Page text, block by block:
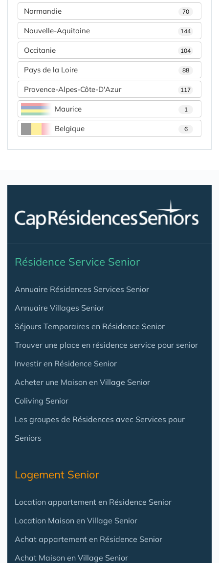
Normandie 70
Nouvelle-Aquitaine 144
Occitanie 104
Pays de la Loire 88
Provence-Alpes-Côte-D'Azur 117
Maurice 1
Belgique 6
Résidence Service Senior
Annuaire Résidences Services Senior
Annuaire Villages Senior
Séjours Temporaires en Résidence Senior
Trouver une place en résidence service pour senior
Investir en Résidence Senior
Acheter une Maison en Village Senior
Coliving Senior
Les groupes de Résidences avec Services pour
Seniors
Logement Senior
Location appartement en Résidence Senior
Location Maison en Village Senior
Achat appartement en Résidence Senior
Achat Maison en Village Senior